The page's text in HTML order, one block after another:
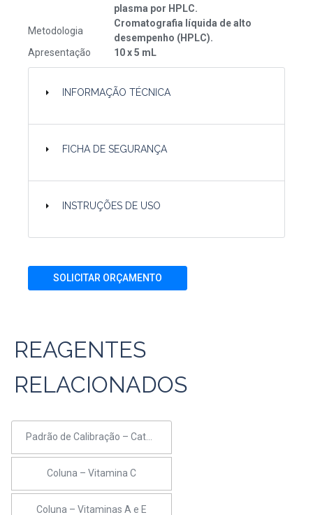
plasma por HPLC.
Metodologia
Cromatografia líquida de alto
desempenho (HPLC).
Apresentação
10 x 5 mL
INFORMAÇÃO TÉCNICA
FICHA DE SEGURANÇA
INSTRUÇÕES DE USO
SOLICITAR ORÇAMENTO
REAGENTES
RELACIONADOS
Coluna – Vitamina C
Coluna – Vitaminas A e E